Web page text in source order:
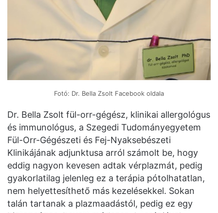
Fotó: Dr. Bella Zsolt Facebook oldala
Dr. Bella Zsolt fül-orr-gégész, klinikai allergológus
és immunológus, a Szegedi Tudományegyetem
Fül-Orr-Gégészeti és Fej-Nyaksebészeti
Klinikájának adjunktusa arról számolt be, hogy
eddig nagyon kevesen adtak vérplazmát, pedig
gyakorlatilag jelenleg ez a terápia pótolhatatlan,
nem helyettesíthető más kezelésekkel. Sokan
talán tartanak a plazmaadástól, pedig ez egy